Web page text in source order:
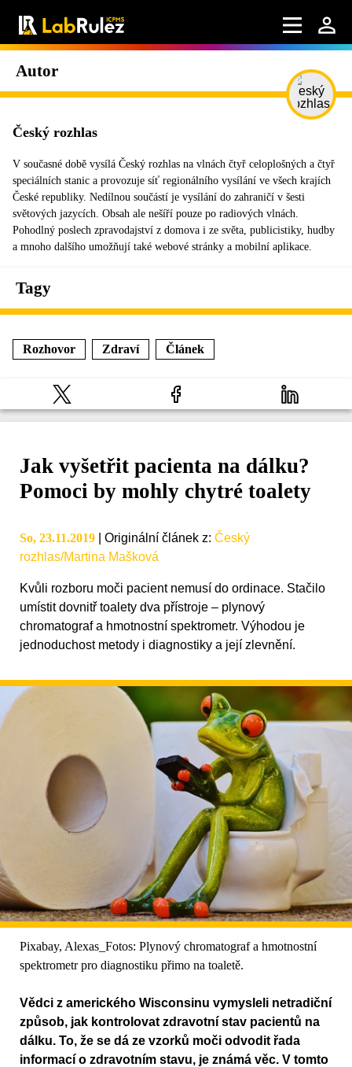
Autor
Český rozhlas
V současné době vysílá Český rozhlas na vlnách čtyř celoplošných a čtyř
speciálních stanic a provozuje síť regionálního vysílání ve všech krajích
České republiky. Nedílnou součástí je vysílání do zahraničí v šesti
světových jazycích. Obsah ale nešíří pouze po radiových vlnách.
Pohodlný poslech zpravodajství z domova i ze světa, publicistiky, hudby
a mnoho dalšího umožňují také webové stránky a mobilní aplikace.
Tagy
Rozhovor Zdraví Článek
Jak vyšetřit pacienta na dálku?
Pomoci by mohly chytré toalety
So, 23.11.2019 Originální článek z: Český
rozhlas/Martina Mašková
Kvůli rozboru moči pacient nemusí do ordinace. Stačilo
umístit dovnitř toalety dva přístroje – plynový
chromatograf a hmotnostní spektrometr. Výhodou je
jednoduchost metody i diagnostiky a její zlevnění.
Pixabay, Alexas_Fotos: Plynový chromatograf a hmotnostní
spektrometr pro diagnostiku přimo na toaletě.
Vědci z amerického Wisconsinu vymysleli netradiční
způsob, jak kontrolovat zdravotní stav pacientů na
dálku. To, že se dá ze vzorků moči odvodit řada
informací o zdravotním stavu, je známá věc. V tomto